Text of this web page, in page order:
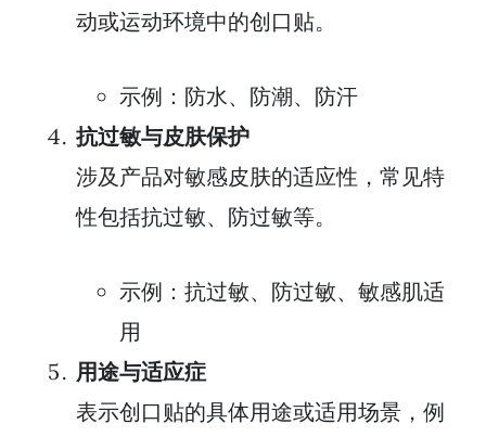
动或运动环境中的创口贴。
示例：防水、防潮、防汗
抗过敏与皮肤保护
涉及产品对敏感皮肤的适应性，常见特
性包括抗过敏、防过敏等。
示例：抗过敏、防过敏、敏感肌适
用
用途与适应症
表示创口贴的具体用途或适用场景，例